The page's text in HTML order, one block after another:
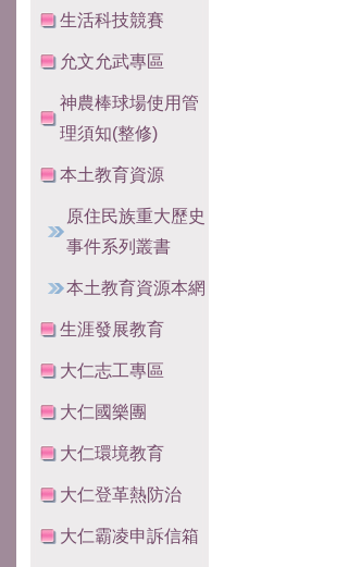
生活科技競賽
允文允武專區
神農棒球場使用管
理須知(整修)
本土教育資源
原住民族重大歷史
事件系列叢書
本土教育資源本網
生涯發展教育
大仁志工專區
大仁國樂團
大仁環境教育
大仁登革熱防治
大仁霸凌申訴信箱